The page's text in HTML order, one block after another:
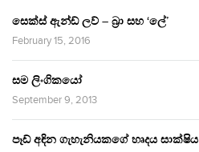
සෙක්ස් ඇන්ඩ් ලව් – බ්‍රා සහ ‘ලේ’
February 15, 2016
සම ලිංගිකයෝ
September 9, 2013
පෑඩ් අඳින ගැහැනියකගේ හෘදය සාක්ෂිය